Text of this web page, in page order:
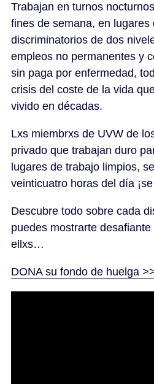
Trabajan en turnos
fines de semana, en lugares
discriminatorios de dos
empleos no permanentes y
sin paga por enfermedad,
crisis del coste de la vida
vivido en décadas.
Lxs miembrxs de UVW de
privado que trabajan duro
lugares de trabajo limpios,
veinticuatro horas del día
Descubre todo sobre cada
puedes mostrarte
ellxs…
DONA su fondo de huelga